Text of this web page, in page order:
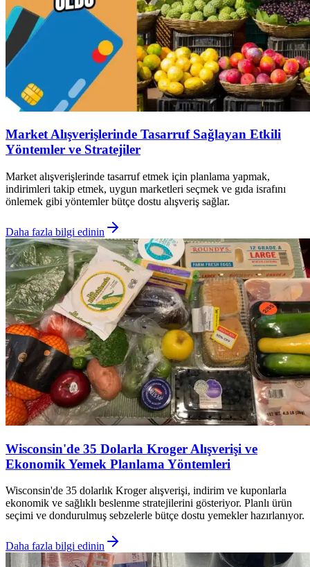
Market Alışverişlerinde Tasarruf Sağlayan Etkili
Yöntemler ve Stratejiler
Market alışverişlerinde tasarruf etmek için planlama yapmak,
indirimleri takip etmek, uygun marketleri seçmek ve gıda israfını
önlemek gibi yöntemler bütçe dostu alışveriş sağlar.
Daha fazla bilgi edinin
Wisconsin'de 35 Dolarla Kroger Alışverişi ve
Ekonomik Yemek Planlama Yöntemleri
Wisconsin'de 35 dolarlık Kroger alışverişi, indirim ve kuponlarla
ekonomik ve sağlıklı beslenme stratejilerini gösteriyor. Planlı ürün
seçimi ve dondurulmuş sebzelerle bütçe dostu yemekler hazırlanıyor.
Daha fazla bilgi edinin